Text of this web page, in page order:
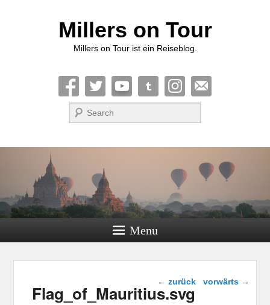
Millers on Tour
Millers on Tour ist ein Reiseblog.
Suche
Menu
Bild-Navigation
← zurück vorwärts →
Flag_of_Mauritius.svg